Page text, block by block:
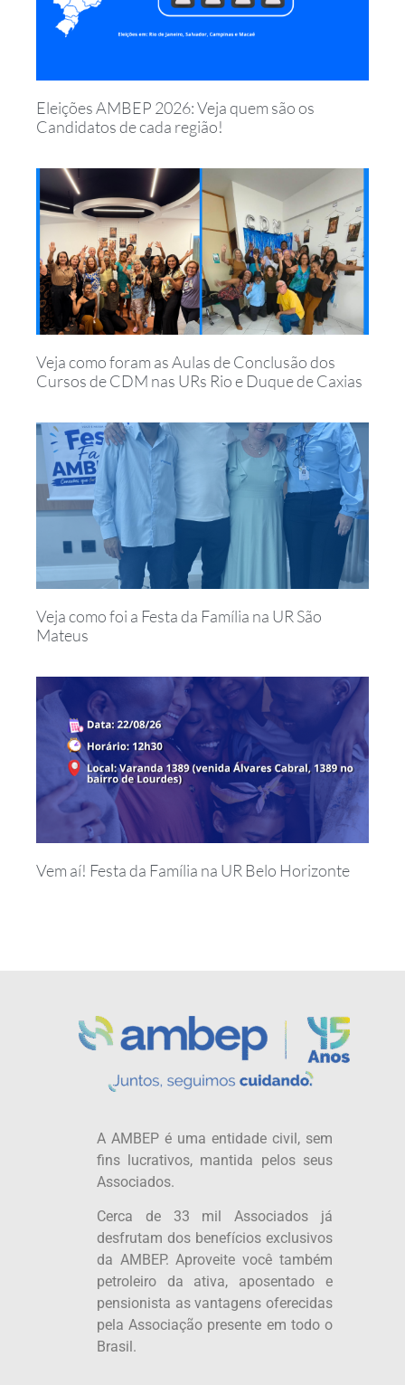
Eleições AMBEP 2026: Veja quem são os
Candidatos de cada região!
Veja como foram as Aulas de Conclusão dos
Cursos de CDM nas URs Rio e Duque de Caxias
Veja como foi a Festa da Família na UR São
Mateus
Vem aí! Festa da Família na UR Belo Horizonte
A AMBEP é uma entidade civil, sem
fins lucrativos, mantida pelos seus
Associados.
Cerca de 33 mil Associados já
desfrutam dos benefícios exclusivos
da AMBEP. Aproveite você também
petroleiro da ativa, aposentado e
pensionista as vantagens oferecidas
pela Associação presente em todo o
Brasil.